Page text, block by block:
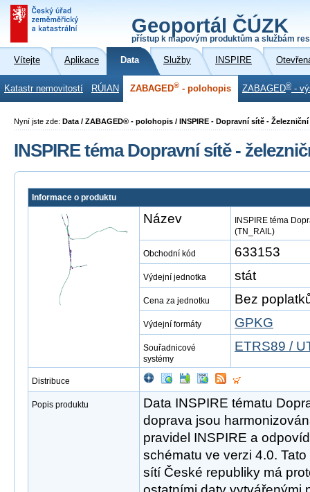
Geoportál ČÚZK
přístup k mapovým produktům a službám
Vítejte Aplikace Data Služby INSPIRE
Katastr nemovitostí RÚIAN ZABAGED® - polohopis ZABAGED® -
Nyní jste zde: Data / ZABAGED® - polohopis / INSPIRE - Dopravní sítě -
INSPIRE téma Dopravní sítě -
Informace o produktu
Název
INSPIRE téma
(TN_RAIL)
Obchodní kód 633153
Výdejní jednotka stát
Cena za jednotku Bez
Výdejní formáty GPKG
Souřadnicové
systémy
ETRS89 /
Distribuce
Popis produktu
Data INSPIRE tématu
doprava jsou
pravidel INSPIRE a
schématu ve verzi 4.0.
sítí České republiky má